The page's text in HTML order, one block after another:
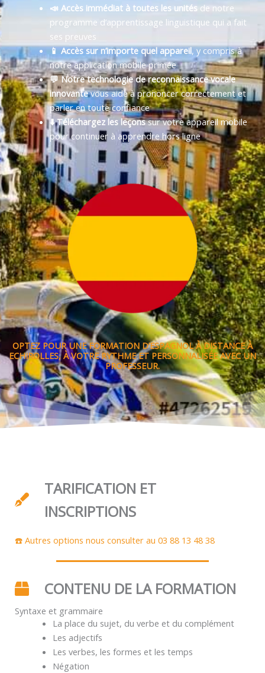
📣 Accès immédiat à toutes les unitésde notre
programme d’apprentissage linguistique qui a fait
ses preuves
📱 Accès sur n’importe quel appareil, y compris à
notre application mobile primée
💬 Notre technologie de reconnaissance vocale
innovantevous aide à prononcer correctement et
parler en toute confiance
⬇️ Téléchargez les leçonssur votre appareil mobile
pour continuer à apprendre hors ligne
OPTEZ POUR UNE FORMATION D’ESPAGNOL À DISTANCE À
ECHIROLLES, À VOTRE RYTHME ET PERSONNALISÉE AVEC UN
PROFESSEUR.
TARIFICATION ET
INSCRIPTIONS
☎️ Autres options nous consulter au 03 88 13 48 38
CONTENU DE LA FORMATION
Syntaxe et grammaire
La place du sujet, du verbe et du complément
Les adjectifs
Les verbes, les formes et les temps
Négation